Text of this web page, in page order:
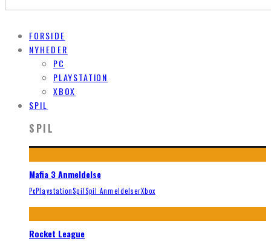
FORSIDE
NYHEDER
PC
PLAYSTATION
XBOX
SPIL
SPIL
Mafia 3 Anmeldelse
PcPlaystationSpilSpil AnmeldelserXbox
Rocket League